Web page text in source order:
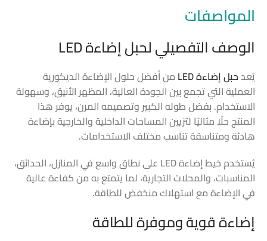
المواصفات
الوصف التفصيلي لحبل إضاءة LED
يُعدحبل إضاءة LED
من أفضل حلول الإضاءة الديكورية
العملية التي تجمع بين الجودة العالية، المظهر الأنيق، وسهولة
الاستخدام. بفضل طوله الكبير وتصميمه المرن، يوفر هذا
المنتج حلًا مثاليًا لتزيين المساحات الداخلية والخارجية بإضاءة
هادئة ومتناسقة تناسب مختلف الاستخدامات.
يُستخدم خيط إضاءة LED على نطاق واسع في المنازل، الحدائق،
المناسبات، والمحلات التجارية، لما يتمتع به من كفاءة عالية
في الإضاءة مع استهلاك منخفض للطاقة.
إضاءة قوية وموفرة للطاقة